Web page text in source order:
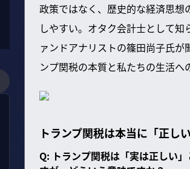
政策ではなく、歴史的な経済思想
しやすい。オタク会計士として知
ァンドアナリストの篠田尚子氏が
ンプ関税の本質と私たちの生活へ
トランプ関税は本当に「正し
Q: トランプ関税は「実は正しい